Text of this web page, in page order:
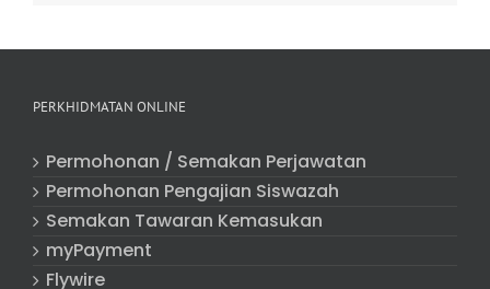
PERKHIDMATAN ONLINE
Permohonan / Semakan Perjawatan
Permohonan Pengajian Siswazah
Semakan Tawaran Kemasukan
myPayment
Flywire